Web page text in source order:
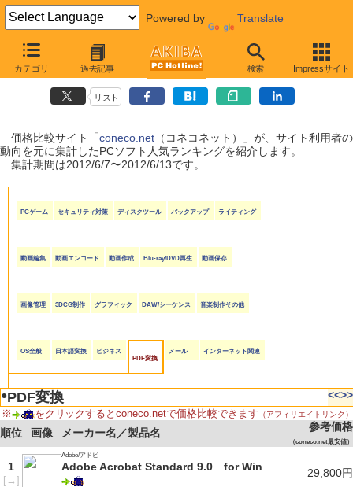
Powered by Translate
カテゴリ 過去記事 検索 Impressサイト
coneco.net人気ランキング（ソフト編）
（2012/6/7〜2012/6/13）
リスト
価格比較サイト「coneco.net（コネコネット）」が、サイト利用者の
動向を元に集計したPCソフト人気ランキングを紹介します。
集計期間は2012/6/7〜2012/6/13です。
PCゲーム セキュリティ対策 ディスクツール バックアップ ライティング
動画編集 動画エンコード 動画作成 Blu-ray/DVD再生 動画保存
画像管理 3DCG制作 グラフィック DAW/シーケンス 音楽制作その他
OS全般 日本語変換
ビジネス
PDF変換
メール インターネット関連
●PDF変換 <<>>
※ をクリックするとconeco.netで価格比較できます （アフィリエイトリンク）
順位 画像 メーカー名／製品名 参考価格
（coneco.net最安値）
1
[→ ]
Adobe/アドビ
Adobe Acrobat Standard 9.0 for Win 29,800円